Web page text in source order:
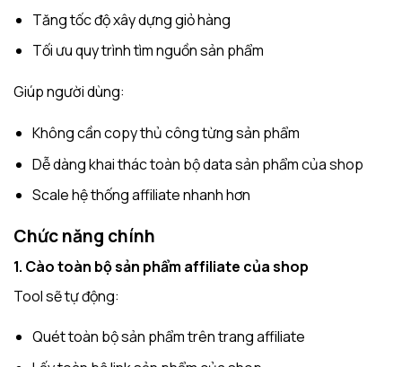
Tăng tốc độ xây dựng giỏ hàng
Tối ưu quy trình tìm nguồn sản phẩm
Giúp người dùng:
Không cần copy thủ công từng sản phẩm
Dễ dàng khai thác toàn bộ data sản phẩm của shop
Scale hệ thống affiliate nhanh hơn
Chức năng chính
1. Cào toàn bộ sản phẩm affiliate của shop
Tool sẽ tự động:
Quét toàn bộ sản phẩm trên trang affiliate